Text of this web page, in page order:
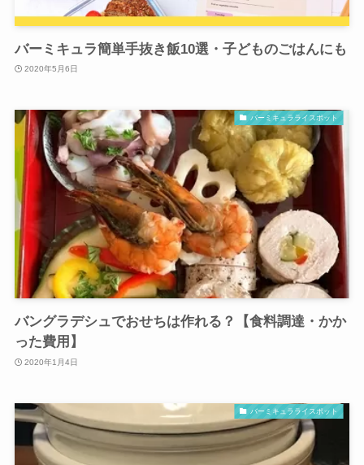
バーミキュラ簡単手抜き飯10選・子どものごはんにも
2020年5月6日
バーミキュラライスポット
バングラデシュでおせちは作れる？【食料調達・かか
った費用】
2020年1月4日
バーミキュラライスポット